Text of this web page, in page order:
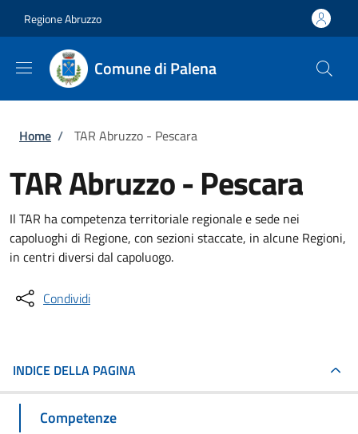
Regione Abruzzo
Comune di Palena
Briciole di pane
Home / TAR Abruzzo - Pescara
TAR Abruzzo - Pescara
Il TAR ha competenza territoriale regionale e sede nei
capoluoghi di Regione, con sezioni staccate, in alcune Regioni,
in centri diversi dal capoluogo.
Condividi
INDICE DELLA PAGINA
Competenze